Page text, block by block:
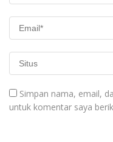
Simpan nama, email,
untuk komentar saya